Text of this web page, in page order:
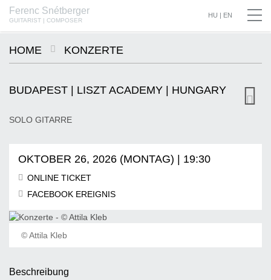
Ferenc Snétberger
GUITARIST | COMPOSER
HU | EN
SNÉTBERGER | JORMIN | BARON © SZILVIA CSIBI, MÜPA BUDAPEST
HOME KONZERTE
BUDAPEST | LISZT ACADEMY | HUNGARY
SOLO GITARRE
OKTOBER 26, 2026 (MONTAG) | 19:30
ONLINE TICKET
FACEBOOK EREIGNIS
© Attila Kleb
Beschreibung